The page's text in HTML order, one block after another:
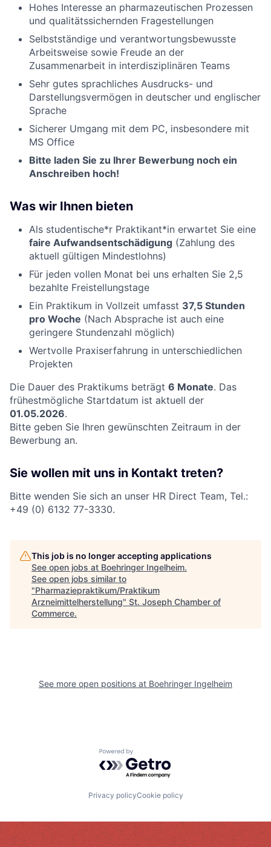
Hohes Interesse an pharmazeutischen Prozessen
und qualitätssichernden Fragestellungen
Selbstständige und verantwortungsbewusste
Arbeitsweise sowie Freude an der
Zusammenarbeit in interdisziplinären Teams
Sehr gutes sprachliches Ausdrucks- und
Darstellungsvermögen in deutscher und englischer
Sprache
Sicherer Umgang mit dem PC, insbesondere mit
MS Office
Bitte laden Sie zu Ihrer Bewerbung noch ein
Anschreiben hoch!
Was wir Ihnen bieten
Als studentische*r Praktikant*in erwartet Sie eine
faire Aufwandsentschädigung (Zahlung des
aktuell gültigen Mindestlohns)
Für jeden vollen Monat bei uns erhalten Sie 2,5
bezahlte Freistellungstage
Ein Praktikum in Vollzeit umfasst 37,5 Stunden
pro Woche (Nach Absprache ist auch eine
geringere Stundenzahl möglich)
Wertvolle Praxiserfahrung in unterschiedlichen
Projekten
Die Dauer des Praktikums beträgt 6 Monate. Das
frühestmögliche Startdatum ist aktuell der
01.05.2026.
Bitte geben Sie Ihren gewünschten Zeitraum in der
Bewerbung an.
Sie wollen mit uns in Kontakt treten?
Bitte wenden Sie sich an unser HR Direct Team, Tel.:
+49 (0) 6132 77-3330.
This job is no longer accepting applications
See open jobs at Boehringer Ingelheim.
See open jobs similar to
"Pharmaziepraktikum/Praktikum
Arzneimittelherstellung" St. Joseph Chamber of
Commerce.
See more open positions at Boehringer Ingelheim
Powered by Getro.com
Privacy policyCookie policy